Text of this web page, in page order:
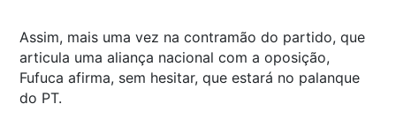
Assim, mais uma vez na contramão do partido, que
articula uma aliança nacional com a oposição,
Fufuca afirma, sem hesitar, que estará no palanque
do PT.